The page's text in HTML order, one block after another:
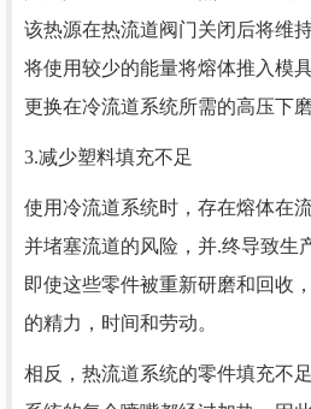
该热源在热流道阀门关闭后将维
将使用较少的能量将熔体推入模
更换在冷流道系统所需的高压下磨
3.减少塑料填充不足
使用冷流道系统时，存在熔体在
并堵塞流道的风险，并.终导致生
即使这些零件被重新研磨和回收
的精力，时间和劳动。
相反，热流道系统的零件填充不